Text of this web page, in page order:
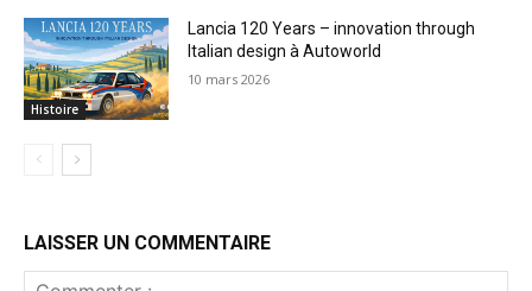
Histoire
Lancia 120 Years – innovation through
Italian design à Autoworld
10 mars 2026
LAISSER UN COMMENTAIRE